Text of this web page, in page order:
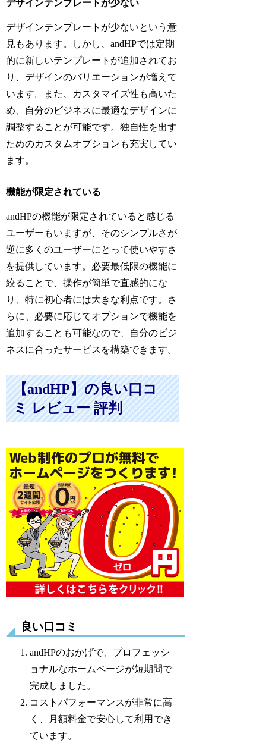
デザインテンプレートが少ない
デザインテンプレートが少ないという意
見もあります。しかし、andHPでは定期
的に新しいテンプレートが追加されてお
り、デザインのバリエーションが増えて
います。また、カスタマイズ性も高いた
め、自分のビジネスに最適なデザインに
調整することが可能です。独自性を出す
ためのカスタムオプションも充実してい
ます。
機能が限定されている
andHPの機能が限定されていると感じる
ユーザーもいますが、そのシンプルさが
逆に多くのユーザーにとって使いやすさ
を提供しています。必要最低限の機能に
絞ることで、操作が簡単で直感的にな
り、特に初心者には大きな利点です。さ
らに、必要に応じてオプションで機能を
追加することも可能なので、自分のビジ
ネスに合ったサービスを構築できます。
【andHP】の良い口コ
ミ レビュー 評判
良い口コミ
andHPのおかげで、プロフェッシ
ョナルなホームページが短期間で
完成しました。
コストパフォーマンスが非常に高
く、月額料金で安心して利用でき
ています。